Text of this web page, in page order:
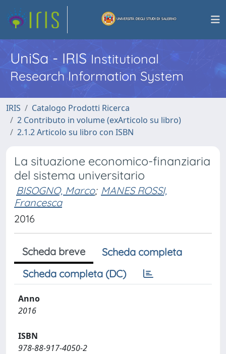
UniSa - IRISInstitutional
Research Information System
IRIS
Catalogo Prodotti Ricerca
2 Contributo in volume (exArticolo su libro)
2.1.2 Articolo su libro con ISBN
La situazione economico-finanziaria
del sistema universitario
BISOGNO, Marco; MANES ROSSI,
Francesca
2016
Scheda breve
Scheda completa
Scheda completa (DC)
Anno
2016
ISBN
978-88-917-4050-2